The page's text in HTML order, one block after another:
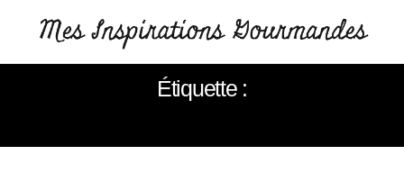
Étiquette :